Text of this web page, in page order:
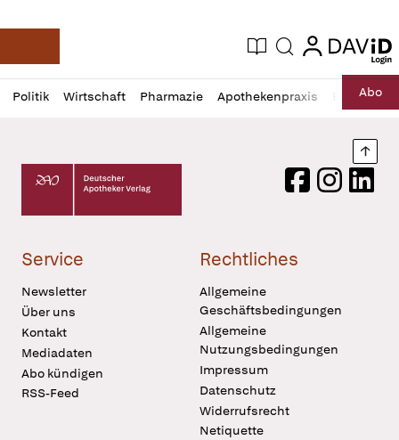
Deutsche Apotheker Zeitung
Aktuelle Ausgabe
Suche login
login
Politik Wirtschaft Pharmazie Apothekenpraxis RechtAbo
Profil
öffnen
Daz
Pur
Deutscher Apotheker Verlag Logo
FacebookInstagram
Service
Newsletter
Über uns
Kontakt
Mediadaten
Abo kündigen
RSS-Feed
Rechtliches
Allgemeine
Geschäftsbedingungen
Allgemeine
Nutzungsbedingungen
Impressum
Datenschutz
Widerrufsrecht
Netiquette